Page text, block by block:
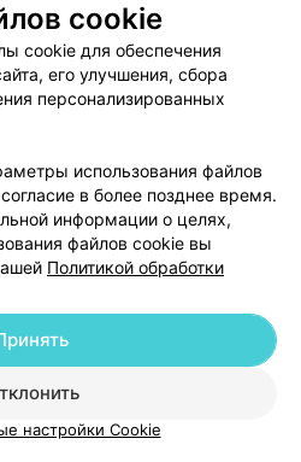
Публичный договор
Способы оплаты
Партнеры
103.by
настройки cookie
данных
cookie
cookie для обеспечения
его улучшения, сбора
персонализированных
использования файлов
в более позднее время.
информации о целях,
файлов cookie вы
Политикой обработки
настройки Cookie